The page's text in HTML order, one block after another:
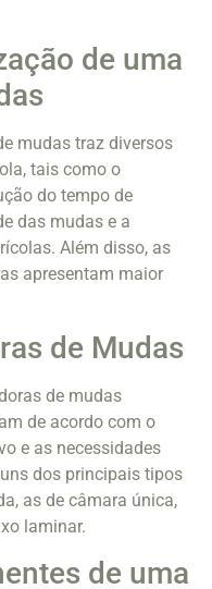
de uma
mudas traz diversos
tais como o
do tempo de
das mudas e a
Além disso, as
apresentam maior
de Mudas
de mudas
de acordo com o
e as necessidades
dos principais tipos
as de câmara única,
laminar.
de uma